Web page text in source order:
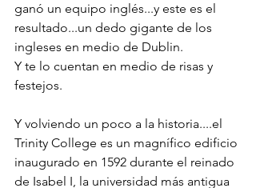
ganó un equipo inglés...y este es el
resultado...un dedo gigante de los
ingleses en medio de Dublin.
Y te lo cuentan en medio de risas y
festejos.
Y volviendo un poco a la historia....el
Trinity College es un magnífico edificio
inaugurado en 1592 durante el reinado
de Isabel I, la universidad más antigua